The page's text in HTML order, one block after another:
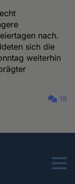
nach.
sich die
weiterhin
19
Menu